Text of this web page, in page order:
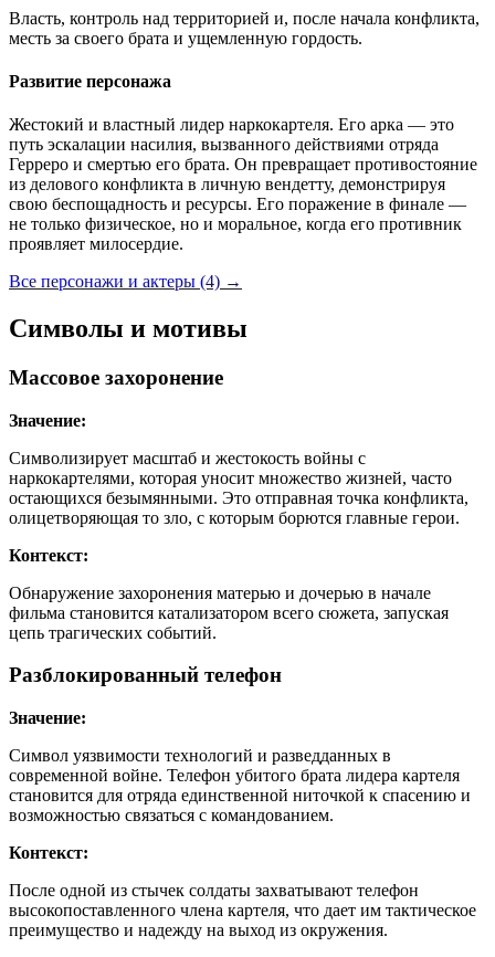
Власть, контроль над территорией и, после начала конфликта,
месть за своего брата и ущемленную гордость.
Развитие персонажа
Жестокий и властный лидер наркокартеля. Его арка — это
путь эскалации насилия, вызванного действиями отряда
Герреро и смертью его брата. Он превращает противостояние
из делового конфликта в личную вендетту, демонстрируя
свою беспощадность и ресурсы. Его поражение в финале —
не только физическое, но и моральное, когда его противник
проявляет милосердие.
Все персонажи и актеры (4) →
Символы и мотивы
Массовое захоронение
Значение:
Символизирует масштаб и жестокость войны с
наркокартелями, которая уносит множество жизней, часто
остающихся безымянными. Это отправная точка конфликта,
олицетворяющая то зло, с которым борются главные герои.
Контекст:
Обнаружение захоронения матерью и дочерью в начале
фильма становится катализатором всего сюжета, запуская
цепь трагических событий.
Разблокированный телефон
Значение:
Символ уязвимости технологий и разведданных в
современной войне. Телефон убитого брата лидера картеля
становится для отряда единственной ниточкой к спасению и
возможностью связаться с командованием.
Контекст:
После одной из стычек солдаты захватывают телефон
высокопоставленного члена картеля, что дает им тактическое
преимущество и надежду на выход из окружения.